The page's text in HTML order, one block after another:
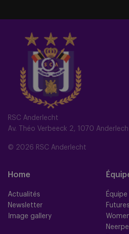
RSC Anderlecht
Av. Théo Verbeeck 2, 1070
© 2026 RSC Anderlecht
Home
Actualités
Newsletter
Image gallery
Futures